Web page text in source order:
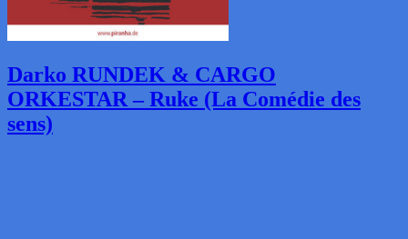
Darko RUNDEK & CARGO
ORKESTAR – Ruke (La Comédie des
sens)